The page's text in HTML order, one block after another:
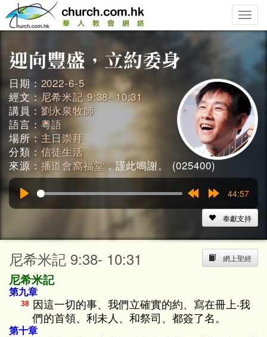
Toggle
日期： 2022-6-5
經文：尼希米記 9:38- 10:31
講員：劉永泉牧師
語言： 粵語
場所： 主日崇拜
分類： 信徒生活
來源： 播道會窩福堂，謹此鳴謝。 (025400)
15s
44:57
奉獻支持
網上聖經
尼希米記 9:38- 10:31
尼希米記
第九章
38
因這一切的事、我們立確實的約、寫在冊上‧我
們的首領、利未人、和祭司、都簽了名。
第十章